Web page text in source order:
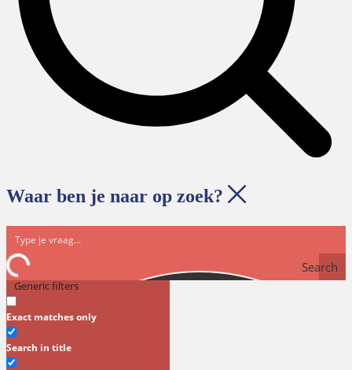
Waar ben je naar op zoek?
Search
Generic filters
Exact matches only
Search in title